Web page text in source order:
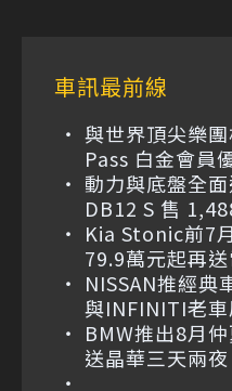
車訊最前線
與世界頂尖樂
Pass 白金會員
動力與底盤全
DB12 S 售
Kia Stonic前7
79.9萬元起再
NISSAN推經
與INFINITI老
BMW推出8月
送晶華三天兩